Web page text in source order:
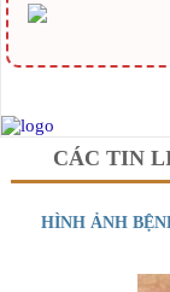
CÁC TIN
HÌNH ẢNH